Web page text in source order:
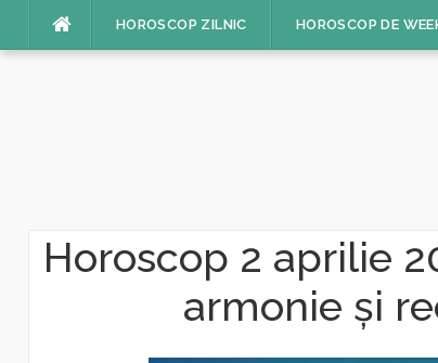
HOROSCOP ZILNIC HOROSCOP DE
Horoscop 2 aprilie
armonie și